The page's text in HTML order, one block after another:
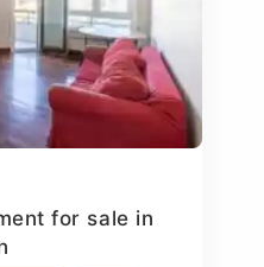
for sale in